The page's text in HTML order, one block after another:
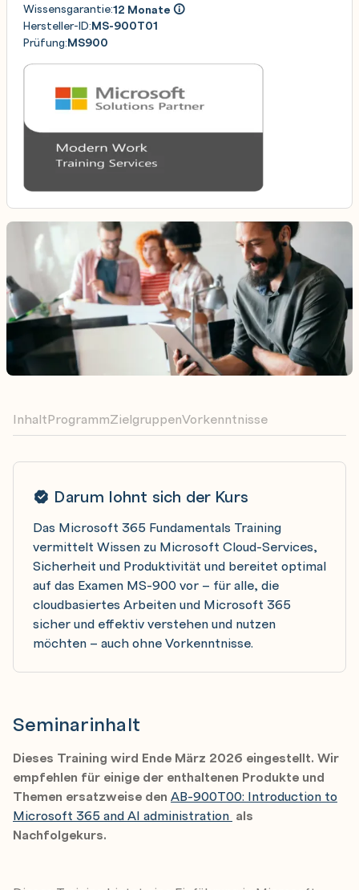
Darum lohnt sich der Kurs
Das Microsoft 365 Fundamentals Training
vermittelt Wissen zu Microsoft Cloud-Services,
Sicherheit und Produktivität und bereitet optimal
auf das Examen MS-900 vor – für alle, die
cloudbasiertes Arbeiten und Microsoft 365
sicher und effektiv verstehen und nutzen
möchten – auch ohne Vorkenntnisse.
Seminarinhalt
Dieses Training wird Ende März 2026 eingestellt. Wir
empfehlen für einige der enthaltenen Produkte und
Themen ersatzweise den AB-900T00: Introduction to
Microsoft 365 and AI administration als
Nachfolgekurs.
InhaltProgrammZielgruppenVorkenntnisse
Wissensgarantie:12 Monate
Hersteller-ID:MS-900T01
Prüfung:MS900